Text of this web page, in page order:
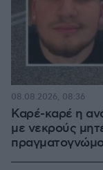
Καρέ-καρέ η
με νεκρούς
08.08.2026, 08:36